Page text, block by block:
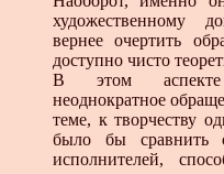
художественному
вернее очертить
доступно чисто
В этом аспекте
неоднократное
теме, к творчеству
было бы сравнить
исполнителей,